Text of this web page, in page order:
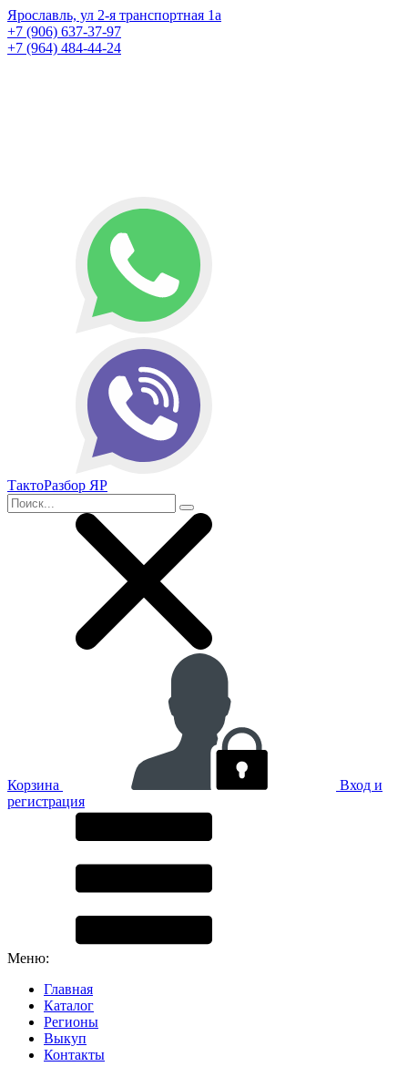
Ярославль, ул 2-я транспортная 1а
+7 (906) 637-37-97
+7 (964) 484-44-24
ТактоРазбор ЯР
Корзина
Вход и
регистрация
Меню:
Главная
Каталог
Регионы
Выкуп
Контакты